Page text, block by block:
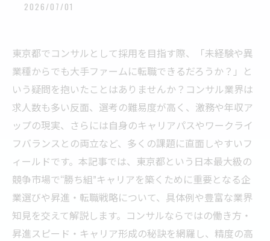
2026/07/01
東京都でコンサルとして採用を目指す際、「未経験や異
業種からでも大手ファームに転職できるだろうか？」と
いう疑問を抱いたことはありませんか？コンサル業界は
求人数も多い反面、選考の難易度が高く、激務や年収ア
ップの現実、さらには自身のキャリアパスやワークライ
フバランスとの両立など、多くの課題に直面しやすいフ
ィールドです。本記事では、東京都という日本最大級の
競争市場で“勝ち組”キャリアを築くために重要となる企
業選びや昇進・転職戦略について、具体例や豊富な業界
知見を交えて解説します。コンサルならではの働き方・
昇進スピード・キャリア形成の秘訣を網羅し、精度の高